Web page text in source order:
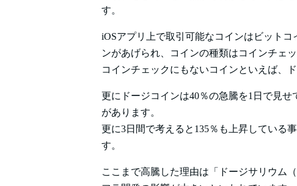
す。
iOSアプリ上で取引可能なコインはビット
ンがあげられ、コインの種類はコインチェ
コインチェックにもないコインといえば、
更にドージコインは40％の急騰を1日で見
があります。
更に3日間で考えると135％も上昇している
す。
ここまで高騰した理由は「ドージサリウム